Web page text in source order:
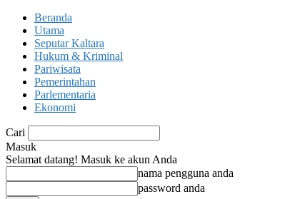
Beranda
Utama
Seputar Kaltara
Hukum & Kriminal
Pariwisata
Pemerintahan
Parlementaria
Ekonomi
Cari
Masuk
Selamat datang! Masuk ke akun Anda
nama pengguna anda
password anda